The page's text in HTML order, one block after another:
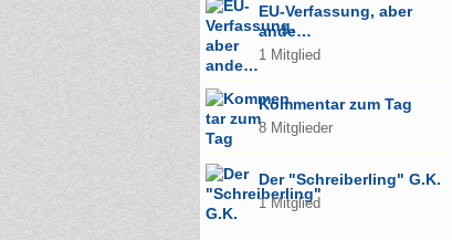
EU-Verfassung, aber
ande…
1 Mitglied
Kommentar zum Tag
8 Mitglieder
Der "Schreiberling" G.K.
1 Mitglied